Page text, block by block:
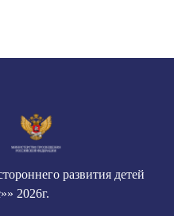
развития детей
2026г.